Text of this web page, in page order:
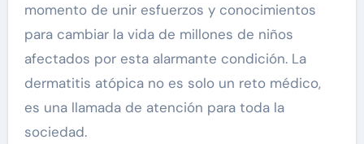
momento de unir esfuerzos y conocimientos
para cambiar la vida de millones de niños
afectados por esta alarmante condición. La
dermatitis atópica no es solo un reto médico,
es una llamada de atención para toda la
sociedad.